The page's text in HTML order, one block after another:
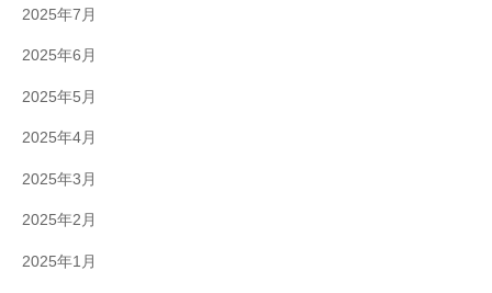
2025年7月
2025年6月
2025年5月
2025年4月
2025年3月
2025年2月
2025年1月